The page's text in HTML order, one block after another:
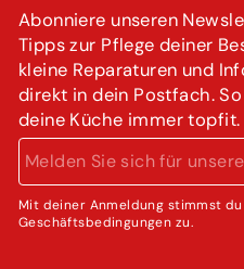
Abonniere unseren
Tipps zur Pflege deiner
kleine Reparaturen und
direkt in dein Postfach.
deine Küche immer topfit.
MELDEN
SIE
SICH
FÜR
UNSERE
ABONNIEREN
Mit deiner Anmeldung stimmst
Geschäftsbedingungen zu.